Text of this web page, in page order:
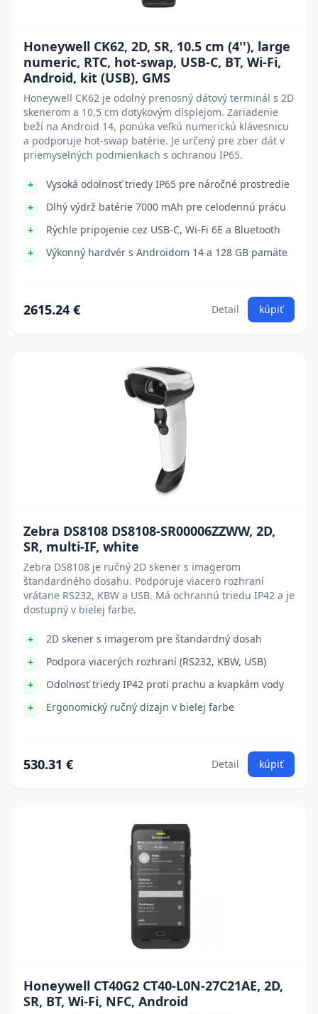
Honeywell CK62, 2D, SR, 10.5 cm (4''), large
numeric, RTC, hot-swap, USB-C, BT, Wi-Fi,
Android, kit (USB), GMS
Honeywell CK62 je odolný prenosný dátový terminál s 2D
skenerom a 10,5 cm dotykovým displejom. Zariadenie
beží na Android 14, ponúka veľkú numerickú klávesnicu
a podporuje hot-swap batérie. Je určený pre zber dát v
priemyselných podmienkach s ochranou IP65.
Vysoká odolnosť triedy IP65 pre náročné prostredie
Dlhý výdrž batérie 7000 mAh pre celodennú prácu
Rýchle pripojenie cez USB-C, Wi-Fi 6E a Bluetooth
Výkonný hardvér s Androidom 14 a 128 GB pamäte
2615.24 € Detail kúpiť
Zebra DS8108 DS8108-SR00006ZZWW, 2D,
SR, multi-IF, white
Zebra DS8108 je ručný 2D skener s imagerom
štandardného dosahu. Podporuje viacero rozhraní
vrátane RS232, KBW a USB. Má ochrannú triedu IP42 a je
dostupný v bielej farbe.
2D skener s imagerom pre štandardný dosah
Podpora viacerých rozhraní (RS232, KBW, USB)
Odolnosť triedy IP42 proti prachu a kvapkám vody
Ergonomický ručný dizajn v bielej farbe
530.31 € Detail kúpiť
Honeywell CT40G2 CT40-L0N-27C21AE, 2D,
SR, BT, Wi-Fi, NFC, Android